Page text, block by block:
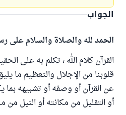
الجواب
الحمد لله والصلاة والسلام على
القرآن كلام الله ، تكلم به على
قلوبنا من الإجلال والتعظيم ما
عن القرآن أو وصفه أو تشبيهه بما
أو التقليل من مكانته أو النيل